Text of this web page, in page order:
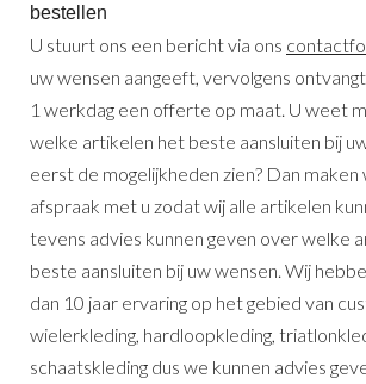
bestellen
U stuurt ons een bericht via ons
uw wensen aangeeft, vervolgens
1 werkdag een offerte op maat. U weet
welke artikelen het beste aansluiten bij
eerst de mogelijkheden zien? Dan maken
afspraak met u zodat wij alle artikelen
tevens advies kunnen geven over welke
beste aansluiten bij uw wensen. Wij
dan 10 jaar ervaring op het gebied van
wielerkleding, hardloopkleding,
schaatskleding dus we kunnen advies